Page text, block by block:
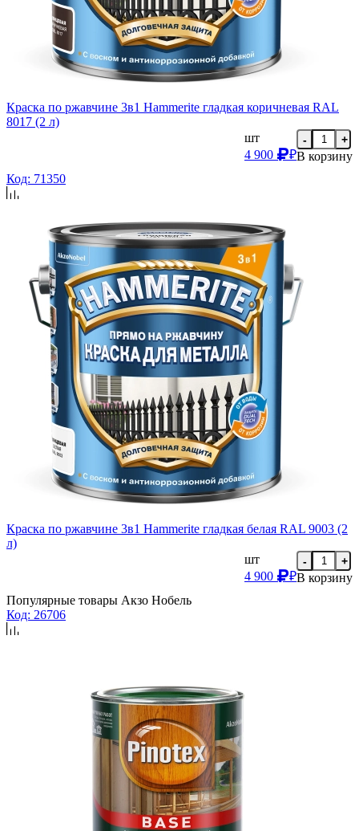
Краска по ржавчине 3в1 Hammerite гладкая коричневая RAL
8017 (2 л)
шт
4 900
₽
- +
В корзину
Код: 71350
Краска по ржавчине 3в1 Hammerite гладкая белая RAL 9003 (2
л)
шт
4 900
₽
- +
В корзину
Популярные товары Акзо Нобель
Код: 26706